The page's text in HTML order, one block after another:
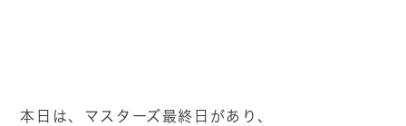
本日は、マスターズ最終日があり、